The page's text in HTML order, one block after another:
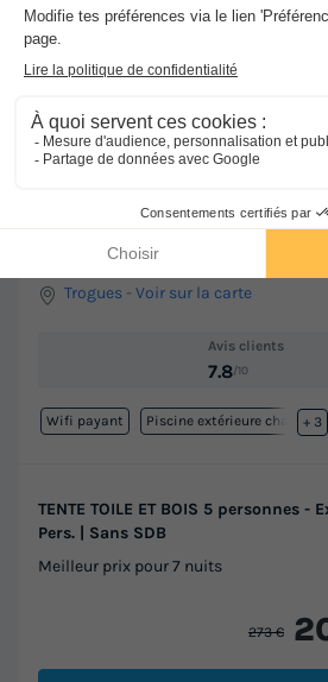
Camping Le Parc des Allais
Trogues -Voir sur la carte
Avis clients
7.8/10
Wifi payant Piscine extérieure chauffée
+ 3
TENTE TOILE ET BOIS 5 personnes -
Pers. | Sans SDB
Meilleur prix pour 7 nuits
273 €